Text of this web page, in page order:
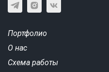
Портфолио
О нас
Схема работы